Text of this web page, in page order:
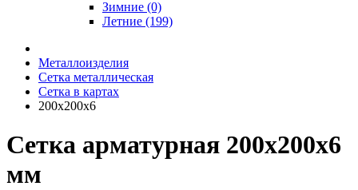
Зимние (0)
Летние (199)
Металлоизделия
Сетка металлическая
Сетка в картах
200х200х6
Сетка арматурная 200х200х6
мм